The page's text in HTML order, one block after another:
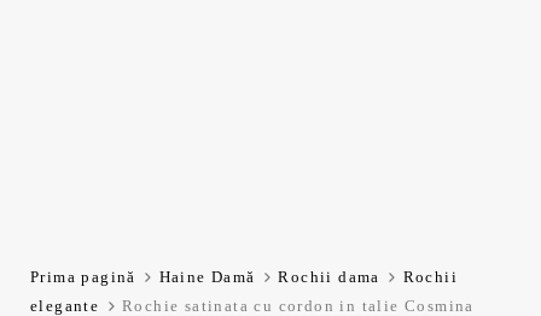
Prima pagină Haine Damă Rochii dama
Rochii
elegante
Rochie satinata cu cordon in talie Cosmina